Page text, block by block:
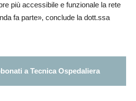
più accessibile e funzionale la rete
fa parte», conclude la dott.ssa
a Tecnica Ospedaliera